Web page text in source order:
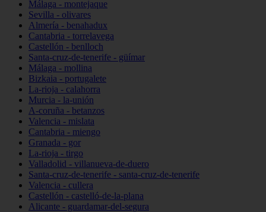
Málaga - montejaque
Sevilla - olivares
Almería - benahadux
Cantabria - torrelavega
Castellón - benlloch
Santa-cruz-de-tenerife - güímar
Málaga - mollina
Bizkaia - portugalete
La-rioja - calahorra
Murcia - la-unión
A-coruña - betanzos
Valencia - mislata
Cantabria - miengo
Granada - gor
La-rioja - tirgo
Valladolid - villanueva-de-duero
Santa-cruz-de-tenerife - santa-cruz-de-tenerife
Valencia - cullera
Castellón - castelló-de-la-plana
Alicante - guardamar-del-segura